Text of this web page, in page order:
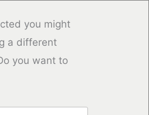
you might
a different
you want to